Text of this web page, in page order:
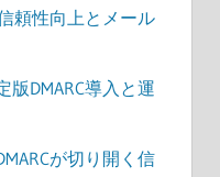
頼性向上とメール
DMARC導入と運
が切り開く信